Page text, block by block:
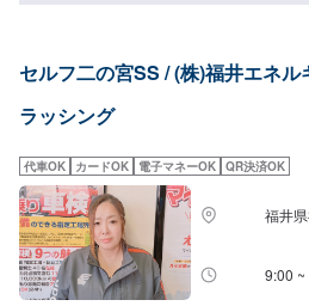
セルフ二の宮SS / (株)福井エネル
ラッシング
代車OK カードOK 電子マネーOK QR決済OK
福井
9:00 ~